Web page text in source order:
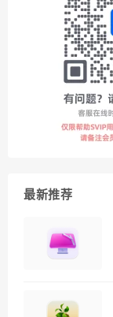
最新推荐